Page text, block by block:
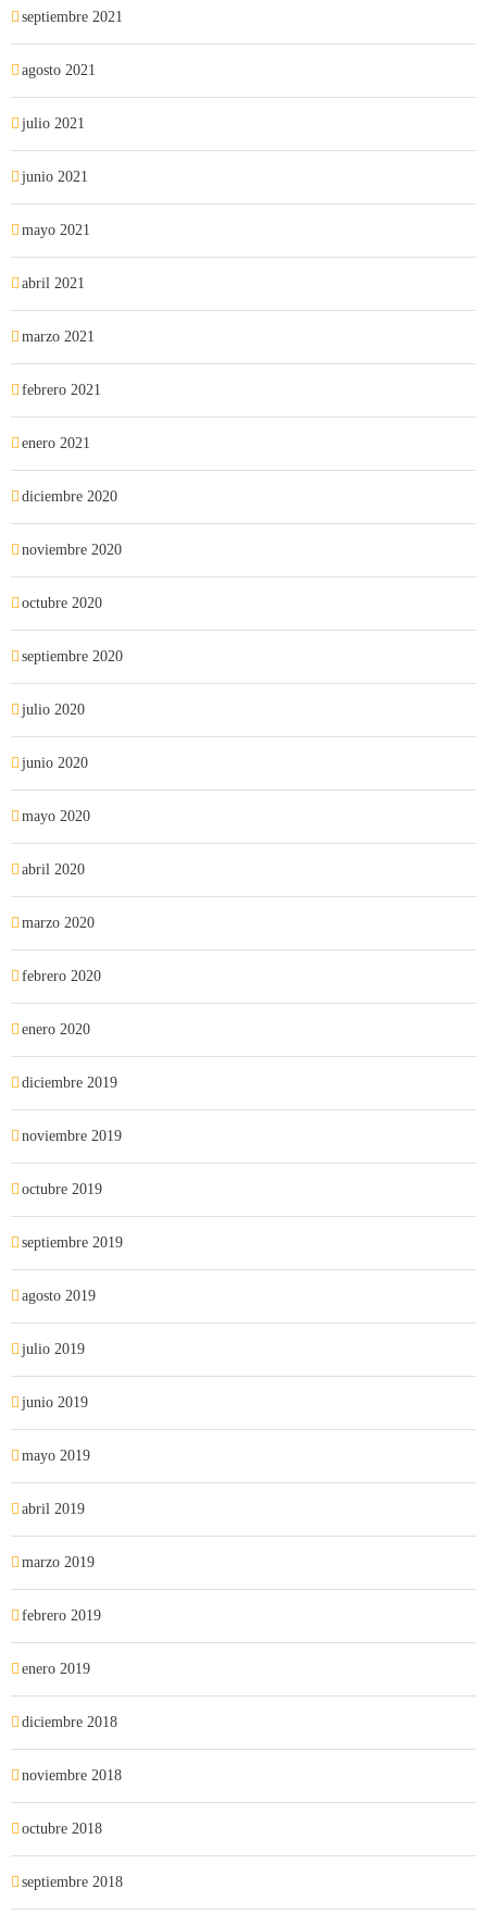
septiembre 2021
agosto 2021
julio 2021
junio 2021
mayo 2021
abril 2021
marzo 2021
febrero 2021
enero 2021
diciembre 2020
noviembre 2020
octubre 2020
septiembre 2020
julio 2020
junio 2020
mayo 2020
abril 2020
marzo 2020
febrero 2020
enero 2020
diciembre 2019
noviembre 2019
octubre 2019
septiembre 2019
agosto 2019
julio 2019
junio 2019
mayo 2019
abril 2019
marzo 2019
febrero 2019
enero 2019
diciembre 2018
noviembre 2018
octubre 2018
septiembre 2018